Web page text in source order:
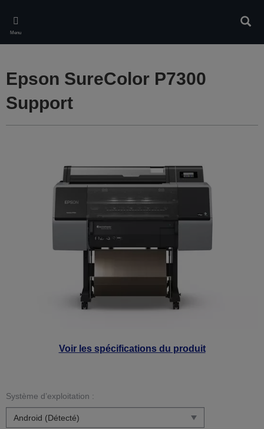
main
content
Menu
Voir les spécifications du produit
Epson SureColor P7300
Support
Système d’exploitation :